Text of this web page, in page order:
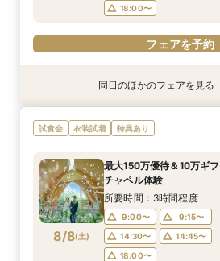
18:00〜
フェアを予約
特典あり
8/7(金)
【初めての見学にオスス
相談★全館見学
11:00〜
14:00〜
16:00〜
18:00〜
フェアを予約
8/7(金)
【遠方の方◎オンライン
豪華5大特典付き
11:00〜
14:00〜
16:00〜
18:00〜
フェアを予約
特典あり
8/7(金)
【10名～会食プラン】貸
エディング相談会
11:00〜
14:00〜
16:00〜
18:00〜
フェアを予約
特典あり
8/7(金)
【フォト・ベビー服選べ
ティ相談会
11:00〜
14:00〜
16:00〜
18:00〜
フェアを予約
同日のほかのフェアを見る
試食会 衣装試着 特典あり
8/8(土)
最大150万優待＆10万ギ
チャペル体験
所要時間：3時間程度
9:00〜
9:15〜
14:30〜
14:45〜
18:00〜